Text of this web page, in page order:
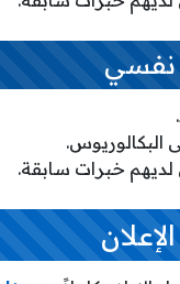
نفسي
البكالوريوس.
خبرات سابقة.